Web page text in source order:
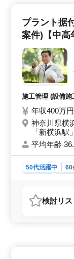
に携わります
口腔ケア、審美
遇・働きやす
5日の柔軟なシ
経験豊富なベテ
て頂ける方のご
プラント据
案件)【中高
施工管理 (設備
年収400万
神奈川県横
「新横浜駅」
平均年齢
50代活躍中 60
おすすめポイ
＜中高年活躍
す。50代、60
す。 ＜国内
検討リス